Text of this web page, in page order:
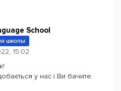
School
школы
15:02
у нас і Ви бачите